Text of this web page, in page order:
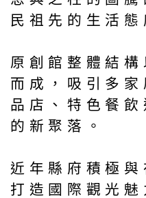
民祖先的生活態
原創館整體結
而成，吸引多
品店、特色餐飲
的新聚落。
近年縣府積極與
打造國際觀光